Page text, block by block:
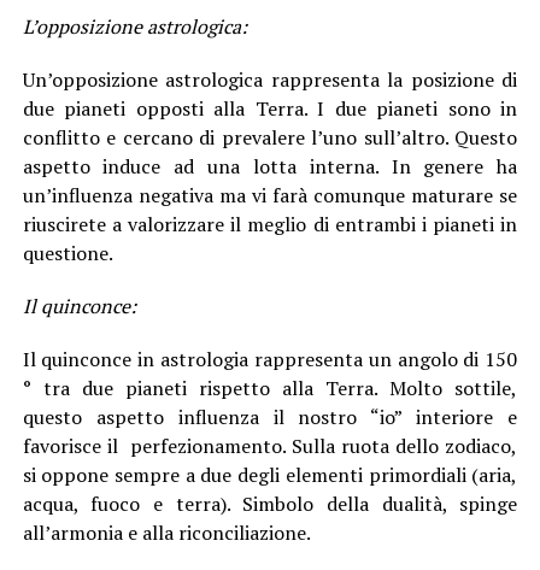
L’opposizione astrologica:
Un’opposizione astrologica rappresenta la posizione di
due pianeti opposti alla Terra. I due pianeti sono in
conflitto e cercano di prevalere l’uno sull’altro. Questo
aspetto induce ad una lotta interna. In genere ha
un’influenza negativa ma vi farà comunque maturare se
riuscirete a valorizzare il meglio di entrambi i pianeti in
questione.
Il quinconce:
Il quinconce in astrologia rappresenta un angolo di 150
° tra due pianeti rispetto alla Terra. Molto sottile,
questo aspetto influenza il nostro “io” interiore e
favorisce il perfezionamento. Sulla ruota dello zodiaco,
si oppone sempre a due degli elementi primordiali (aria,
acqua, fuoco e terra). Simbolo della dualità, spinge
all’armonia e alla riconciliazione.